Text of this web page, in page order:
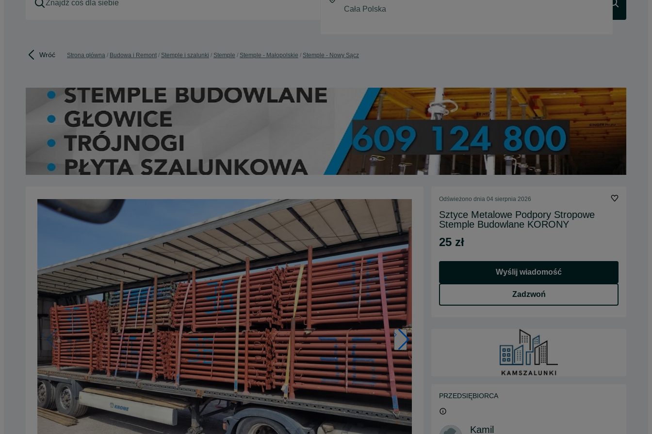
Wróć Strona główna Budowa i Remont Stemple i szalunki Stemple Stemple - Małopolskie Stemple - Nowy Sącz
Odświeżono dnia 04 sierpnia 2026
Sztyce Metalowe Podpory Stropowe
Stemple Budowlane KORONY
25 zł
Wyślij wiadomość
Zadzwoń
PRZEDSIĘBIORCA
Kamil